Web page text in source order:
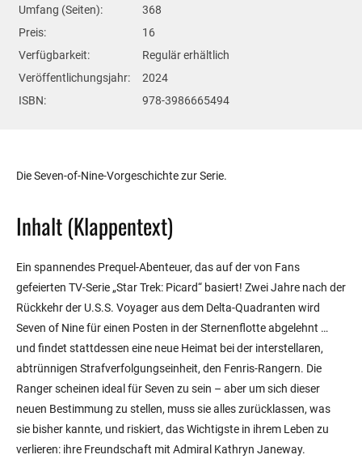
Umfang (Seiten):
368
Preis:
16
Verfügbarkeit:
Regulär erhältlich
Veröffentlichungsjahr:
2024
ISBN:
978-3986665494
Die Seven-of-Nine-Vorgeschichte zur Serie.
Inhalt (Klappentext)
Ein spannendes Prequel-Abenteuer, das auf der von Fans
gefeierten TV-Serie „Star Trek: Picard“ basiert! Zwei Jahre nach der
Rückkehr der U.S.S. Voyager aus dem Delta-Quadranten wird
Seven of Nine für einen Posten in der Sternenflotte abgelehnt …
und findet stattdessen eine neue Heimat bei der interstellaren,
abtrünnigen Strafverfolgungseinheit, den Fenris-Rangern. Die
Ranger scheinen ideal für Seven zu sein – aber um sich dieser
neuen Bestimmung zu stellen, muss sie alles zurücklassen, was
sie bisher kannte, und riskiert, das Wichtigste in ihrem Leben zu
verlieren: ihre Freundschaft mit Admiral Kathryn Janeway.